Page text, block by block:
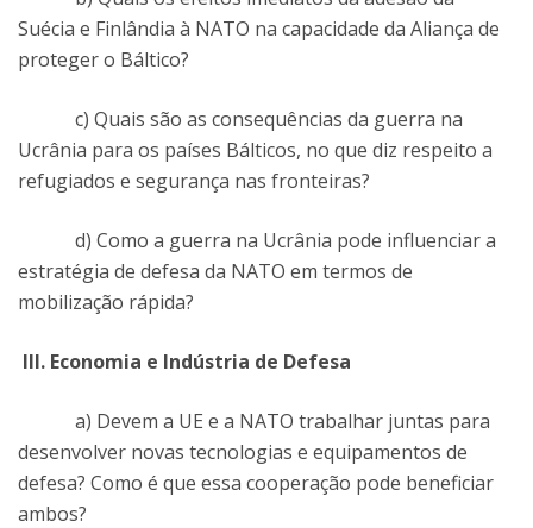
Suécia e Finlândia à NATO na capacidade da Aliança de
proteger o Báltico?
c) Quais são as consequências da guerra na
Ucrânia para os países Bálticos, no que diz respeito a
refugiados e segurança nas fronteiras?
d) Como a guerra na Ucrânia pode influenciar a
estratégia de defesa da NATO em termos de
mobilização rápida?
III. Economia e Indústria de Defesa
a) Devem a UE e a NATO trabalhar juntas para
desenvolver novas tecnologias e equipamentos de
defesa? Como é que essa cooperação pode beneficiar
ambos?